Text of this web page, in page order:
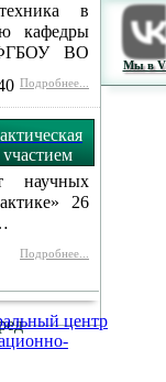
в
кафедры
ФГБОУ ВО
Подробнее...
научных
26
Подробнее...
Мы в